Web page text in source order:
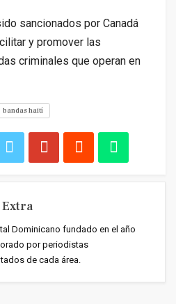
sancionados por Canadá
y promover las
criminales que operan en
bandas haití
Dominicano fundado en el año
por periodistas
de cada área.